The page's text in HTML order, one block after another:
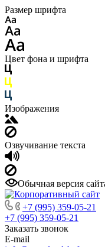
Размер шрифта
Цвет фона и шрифта
Изображения
Озвучивание текста
Обычная версия
+7 (995) 359-05-21
+7 (995) 359-05-21
Заказать звонок
E-mail